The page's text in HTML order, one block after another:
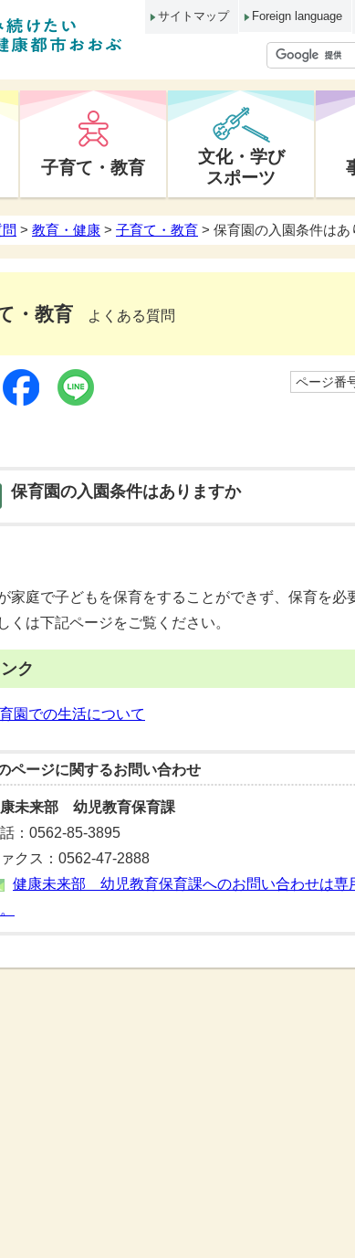
サイトマップ Foreign language
子育て・教育
文化・学び
スポーツ
> 教育・健康 > 子育て・教育 > 保育園の入園条件はあ
・教育 よくある質問
ページ番
保育園の入園条件はありますか
家庭で子どもを保育をすることができず、保育を必
くは下記ページをご覧ください。
ク
園での生活について
ページに関するお問い合わせ
未来部 幼児教育保育課
：0562-85-3895
クス：0562-47-2888
健康未来部 幼児教育保育課へのお問い合わせは専